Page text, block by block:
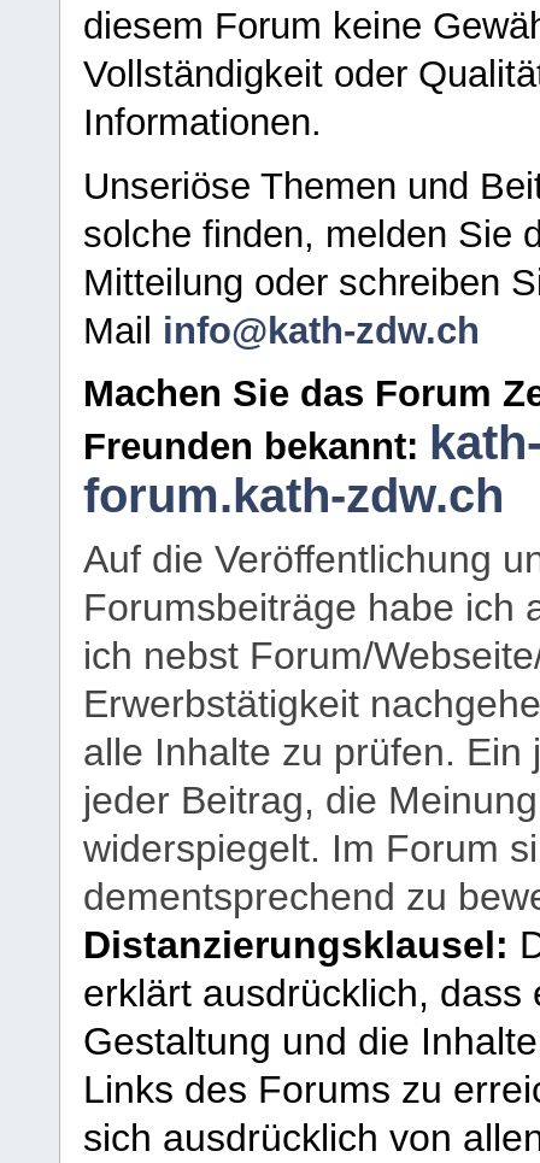
diesem Forum keine
Vollständigkeit oder
Informationen.
Unseriöse Themen und
solche finden, melden Sie
Mitteilung oder schreiben
Mail info@kath-zdw.ch
Machen Sie das Forum
Freunden bekannt:
forum.kath-zdw.ch
Auf die Veröffentlichung
Forumsbeiträge habe ich
ich nebst Forum/
Erwerbstätigkeit
alle Inhalte zu prüfen.
jeder Beitrag, die
widerspiegelt. Im Forum
dementsprechend zu
Distanzierungsklausel:
erklärt ausdrücklich,
Gestaltung und die
Links des Forums zu
sich ausdrücklich von